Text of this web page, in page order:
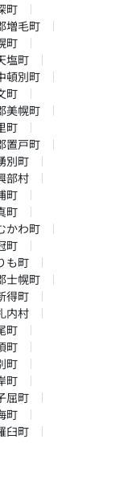
町
増毛町
町
塩町
頓別町
町
美幌町
町
置戸町
別町
部村
町
町
かわ町
町
も町
士幌町
得町
内村
町
町
町
町
屈町
町
臼町